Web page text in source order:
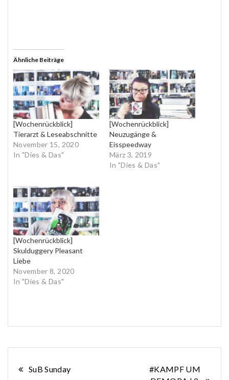
Ähnliche Beiträge
[Wochenrückblick]
Tierarzt & Leseabschnitte
November 15, 2020
In "Dies & Das"
[Wochenrückblick]
Neuzugänge &
Eisspeedway
März 3, 2019
In "Dies & Das"
[Wochenrückblick]
Skulduggery Pleasant
Liebe
November 8, 2020
In "Dies & Das"
Beitragsnavigation
SuB Sunday
#KAMPF UM